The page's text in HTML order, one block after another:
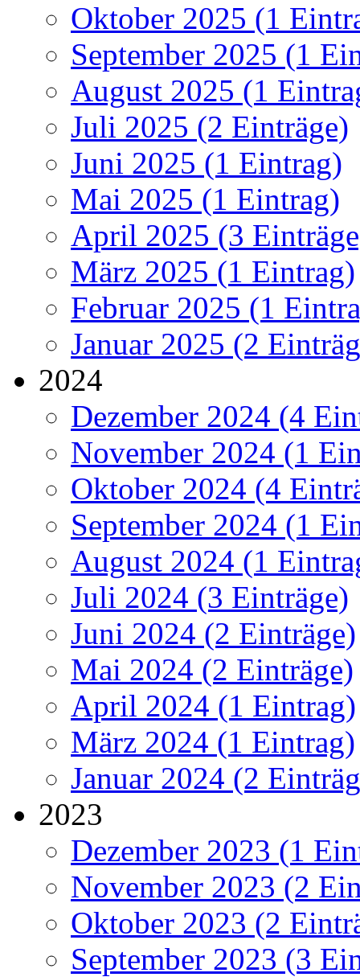
Oktober 2025 (1
September 2025 (1
August 2025 (1
Juli 2025 (2 Einträge)
Juni 2025 (1 Eintrag)
Mai 2025 (1 Eintrag)
April 2025 (3
März 2025 (1 Eintrag)
Februar 2025 (1
Januar 2025 (2
2024
Dezember 2024 (4
November 2024 (1
Oktober 2024 (4
September 2024 (1
August 2024 (1
Juli 2024 (3 Einträge)
Juni 2024 (2 Einträge)
Mai 2024 (2 Einträge)
April 2024 (1 Eintrag)
März 2024 (1 Eintrag)
Januar 2024 (2
2023
Dezember 2023 (1
November 2023 (2
Oktober 2023 (2
September 2023 (3